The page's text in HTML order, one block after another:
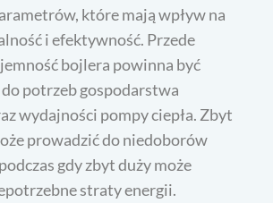
które mają wpływ na
i efektywność. Przede
bojlera powinna być
potrzeb gospodarstwa
wydajności pompy ciepła. Zbyt
prowadzić do niedoborów
gdy zbyt duży może
straty energii.